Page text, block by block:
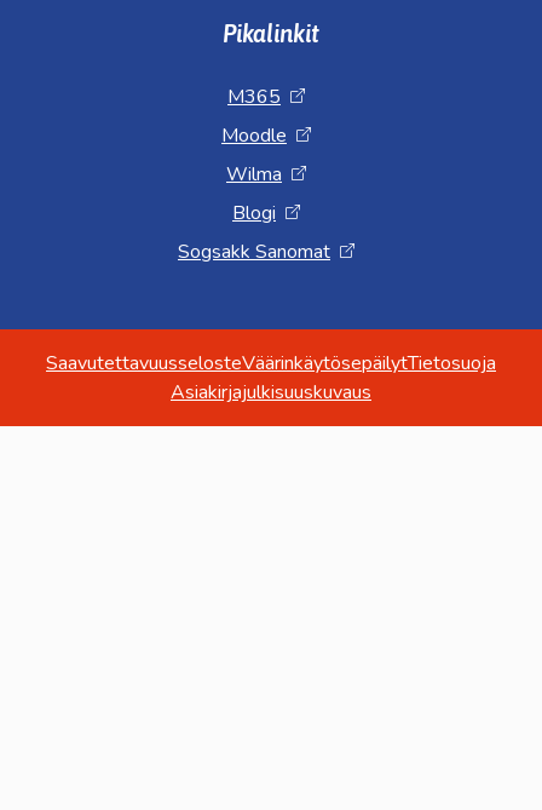
Pikalinkit
M365
Moodle
Wilma
Blogi
Sogsakk Sanomat
SaavutettavuusselosteVäärinkäytösepäilytTietosuoja
Asiakirjajulkisuuskuvaus